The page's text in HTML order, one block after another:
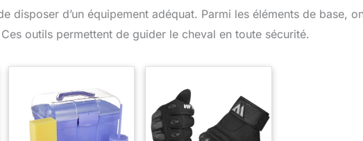
disposer d’un équipement adéquat. Parmi les éléments de base,
outils permettent de guider le cheval en toute sécurité.